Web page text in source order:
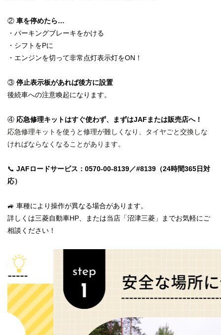
② 車を停めたら…
・パーキングブレーキをかける
・シフトをPに
・エンジンを切って非常点灯表示灯をON！
③ 停止表示板があれば後方に設置
後続車への注意喚起になります。
④ 応急修理キットはすぐ使わず、まずはJAFまたは販売店へ！
応急修理キットを使うと修理が難しくなり、タイヤごと交換しな
ければならなくなることがあります。
📞 JAFロードサービス：0570-00-8139／#8139（24時間365日対
応）
🚙 車種により操作が異なる場合があります。
詳しくは三菱自動車HP、または当店「沼津三菱」までお気軽にご
相談ください！